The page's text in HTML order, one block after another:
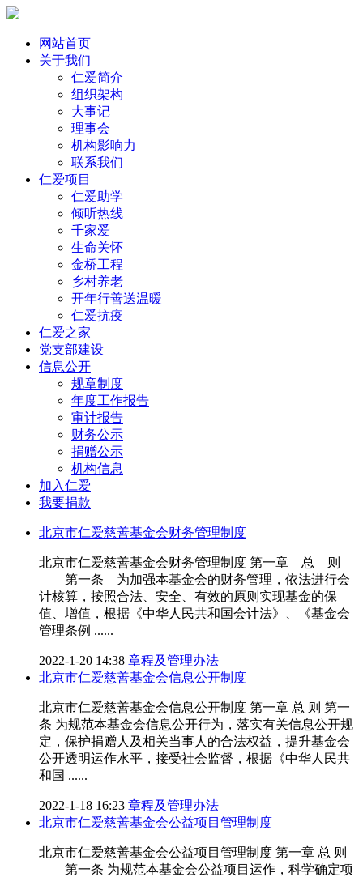
网站首页
关于我们
仁爱简介
组织架构
大事记
理事会
机构影响力
联系我们
仁爱项目
仁爱助学
倾听热线
千家爱
生命关怀
金桥工程
乡村养老
开年行善送温暖
仁爱抗疫
仁爱之家
党支部建设
信息公开
规章制度
年度工作报告
审计报告
财务公示
捐赠公示
机构信息
加入仁爱
我要捐款
北京市仁爱慈善基金会财务管理制度
北京市仁爱慈善基金会财务管理制度 第一章 总 则
第一条 为加强本基金会的财务管理，依法进行会
计核算，按照合法、安全、有效的原则实现基金的保
值、增值，根据《中华人民共和国会计法》、《基金会
管理条例 ......
2022-1-20 14:38 章程及管理办法
北京市仁爱慈善基金会信息公开制度
北京市仁爱慈善基金会信息公开制度 第一章 总 则 第一
条 为规范本基金会信息公开行为，落实有关信息公开规
定，保护捐赠人及相关当事人的合法权益，提升基金会
公开透明运作水平，接受社会监督，根据《中华人民共
和国 ......
2022-1-18 16:23 章程及管理办法
北京市仁爱慈善基金会公益项目管理制度
北京市仁爱慈善基金会公益项目管理制度 第一章 总 则
第一条 为规范本基金会公益项目运作，科学确定项